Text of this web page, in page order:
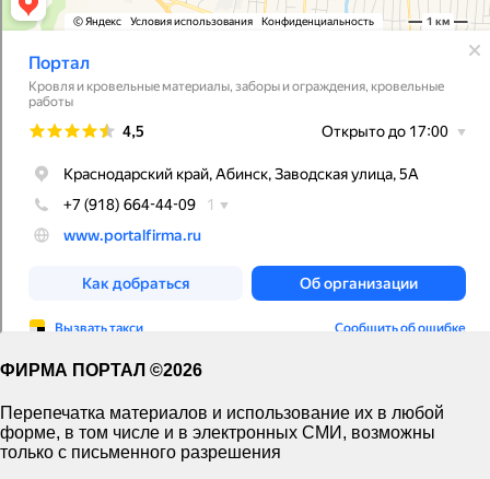
ФИРМА ПОРТАЛ ©2026
Перепечатка материалов и использование их в любой
форме, в том числе и в электронных СМИ, возможны
только с письменного разрешения